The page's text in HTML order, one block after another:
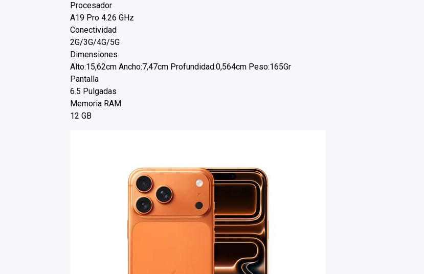
Procesador
A19 Pro 4.26 GHz
Conectividad
2G/3G/4G/5G
Dimensiones
Alto:15,62cm Ancho:7,47cm Profundidad:0,564cm Peso:165Gr
Pantalla
6.5 Pulgadas
Memoria RAM
12 GB